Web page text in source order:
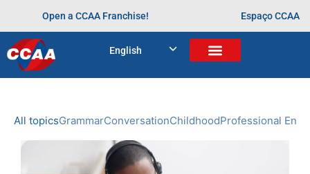
Open a CCAA Franchise! Espaço CCAA
English
Home >
All topicsGrammarConversationChildhoodProfessional